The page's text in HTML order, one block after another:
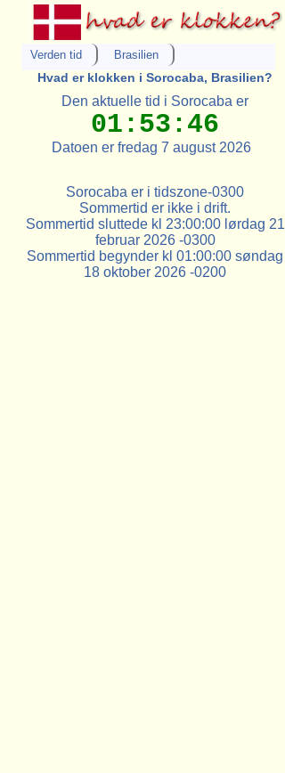
Verden tid Brasilien
Hvad er klokken i Sorocaba, Brasilien?
Den aktuelle tid i Sorocaba er
01:53:46
Datoen er fredag 7 august 2026
Sorocaba er i tidszone-0300
Sommertid er ikke i drift.
Sommertid sluttede kl 23:00:00 lørdag 21
februar 2026 -0300
Sommertid begynder kl 01:00:00 søndag
18 oktober 2026 -0200